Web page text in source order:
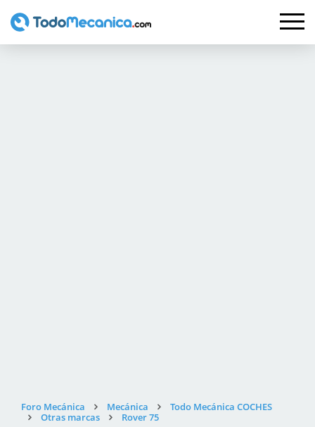
Foro Mecánica Mecánica
Todo Mecánica COCHES
Otras marcas
Rover 75